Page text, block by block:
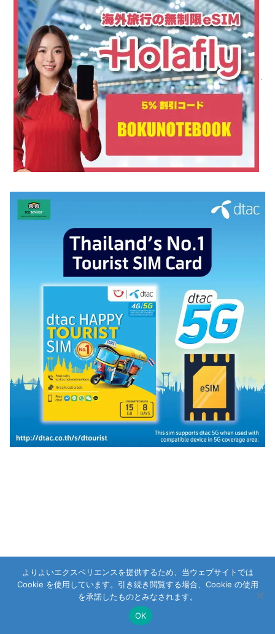
よりよいエクスペリエンスを提供するため、当ウェブサイトでは
Cookie を使用しています。引き続き閲覧する場合、Cookie の使用
を承諾したものとみなされます。
OK